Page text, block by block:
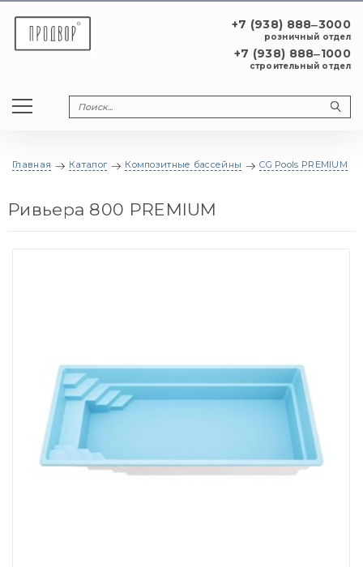
+7 (938) 888‒3000
розничный отдел
+7 (938) 888‒1000
строительный отдел
Главная Каталог Композитные бассейны CG Pools PREMIUM
Ривьера 800 PREMIUM